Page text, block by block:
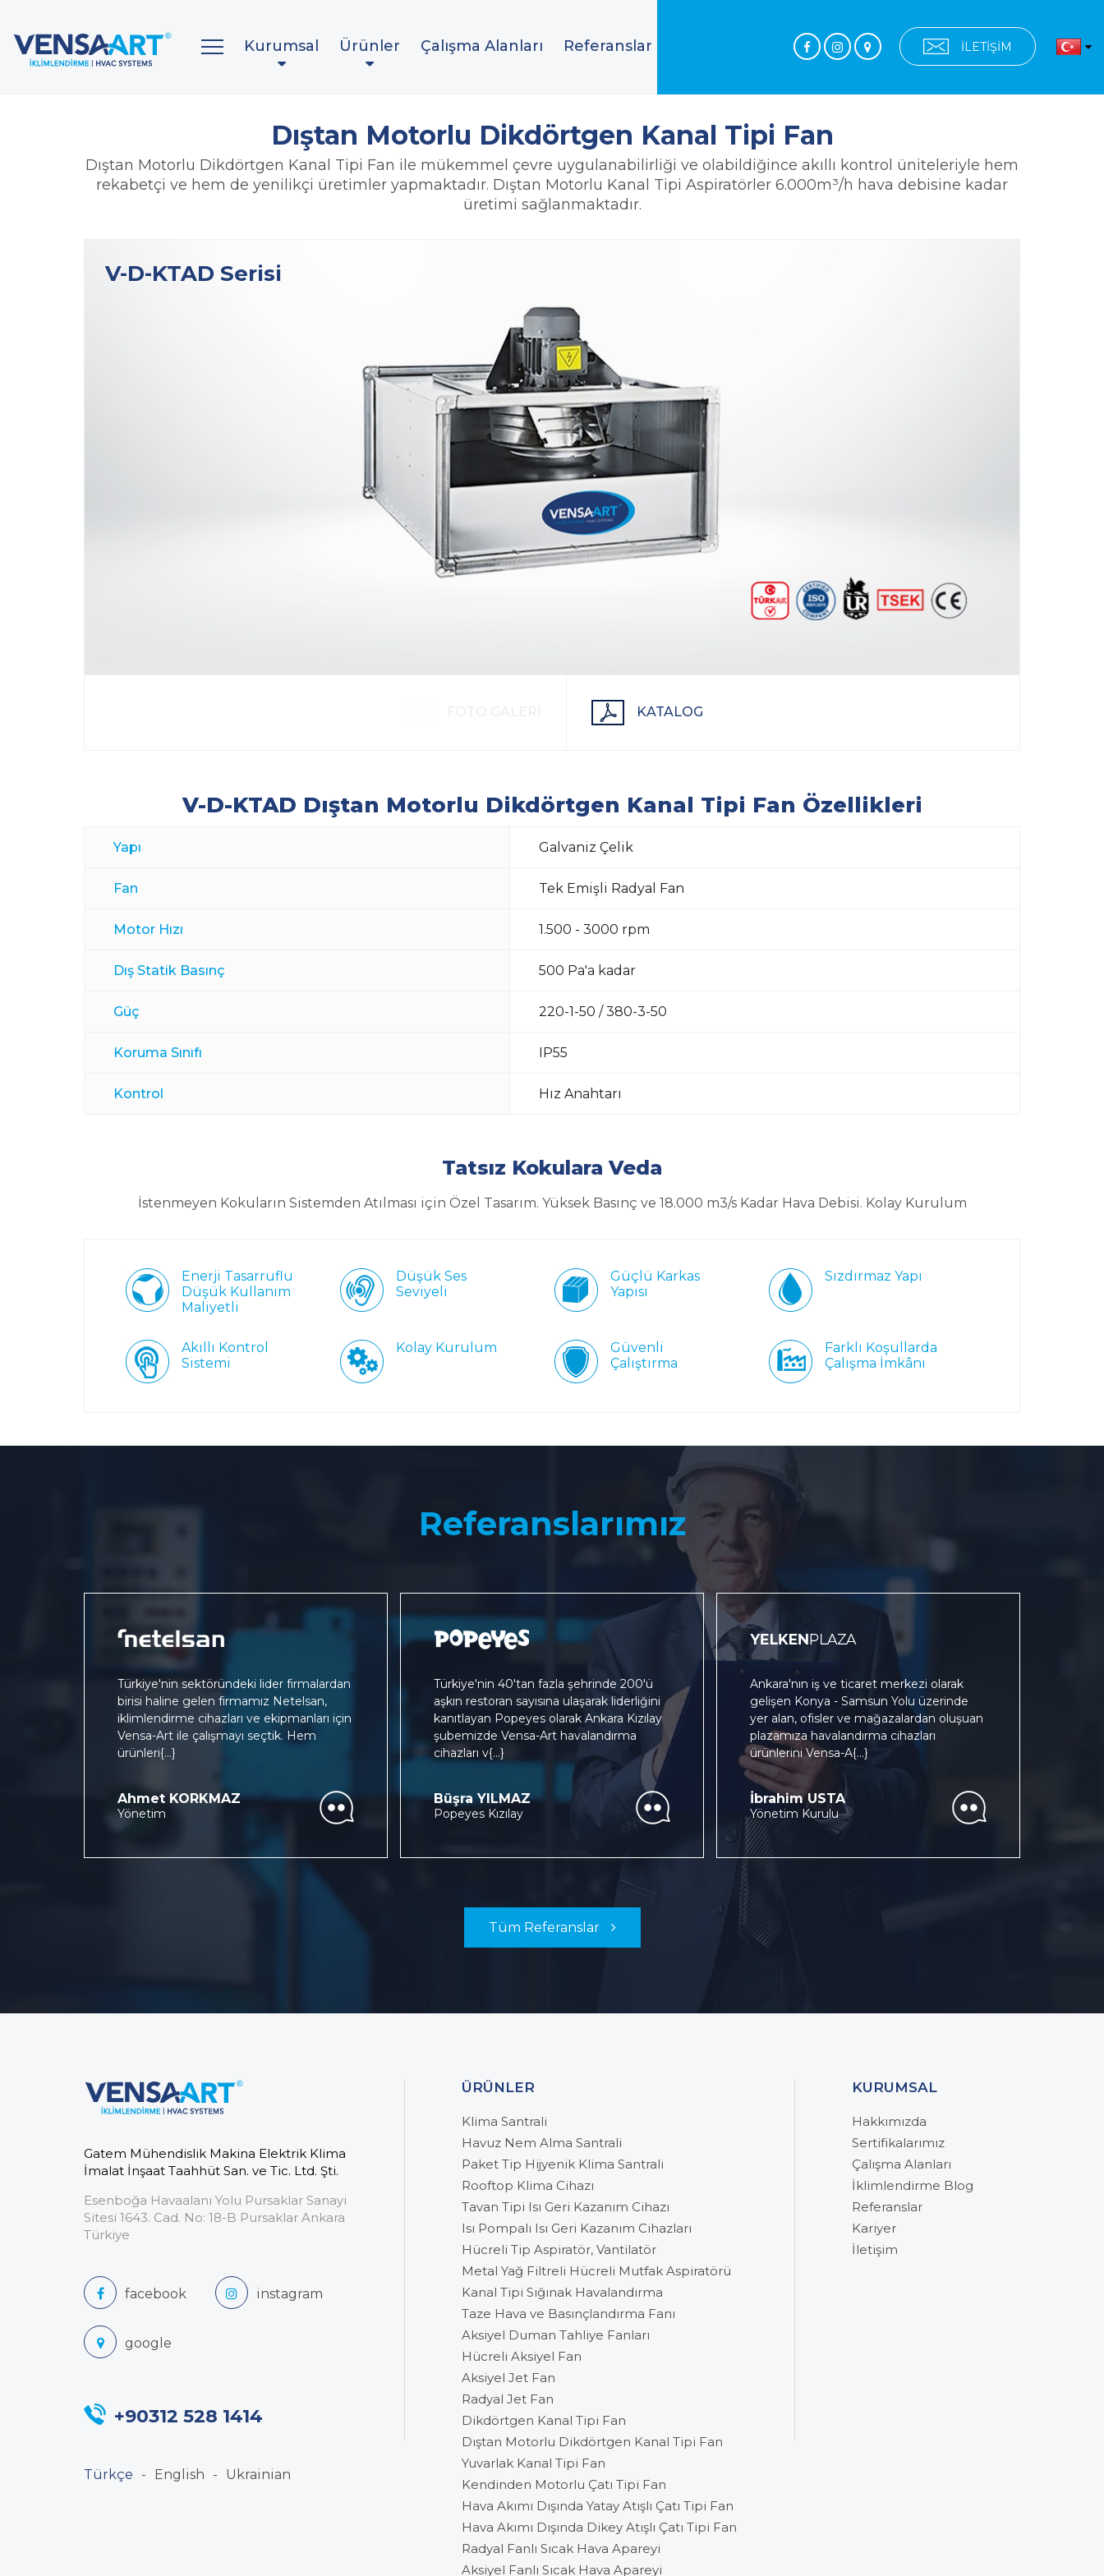
Kurumsal Ürünler Çalışma Alanları Referanslar İLETİŞİM
Dıştan Motorlu Dikdörtgen Kanal Tipi Fan
Dıştan Motorlu Dikdörtgen Kanal Tipi Fan ile mükemmel çevre uygulanabilirliği ve olabildiğince akıllı kontrol üniteleriyle hem
rekabetçi ve hem de yenilikçi üretimler yapmaktadır. Dıştan Motorlu Kanal Tipi Aspiratörler 6.000m³/h hava debisine kadar
üretimi sağlanmaktadır.
V-D-KTAD Serisi
KATALOG
V-D-KTAD Dıştan Motorlu Dikdörtgen Kanal Tipi Fan Özellikleri
Yapı Galvaniz Çelik
Fan Tek Emişli Radyal Fan
Motor Hızı 1.500 - 3000 rpm
Dış Statik Basınç 500 Pa'a kadar
Güç 220-1-50 / 380-3-50
Koruma Sınıfı IP55
Kontrol Hız Anahtarı
Tatsız Kokulara Veda
İstenmeyen Kokuların Sistemden Atılması için Özel Tasarım. Yüksek Basınç ve 18.000 m3/s Kadar Hava Debisi. Kolay Kurulum
Enerji Tasarruflu
Düşük Kullanım
Maliyetli
Düşük Ses
Seviyeli
Güçlü Karkas
Yapısı
Sızdırmaz Yapı
Akıllı Kontrol
Sistemi
Kolay Kurulum
Güvenli
Çalıştırma
Farklı Koşullarda
Çalışma İmkânı
Referanslarımız
Türkiye'nin sektöründeki lider firmalardan
birisi haline gelen firmamız Netelsan,
iklimlendirme cihazları ve ekipmanları için
Vensa-Art ile çalışmayı seçtik. Hem
ürünleri{...}
Ahmet KORKMAZ
Yönetim
Türkiye'nin 40'tan fazla şehrinde 200'ü
aşkın restoran sayısına ulaşarak liderliğini
kanıtlayan Popeyes olarak Ankara Kızılay
şubemizde Vensa-Art havalandırma
cihazları v{...}
Büşra YILMAZ
Popeyes Kızılay
Ankara'nın iş ve ticaret merkezi olarak
gelişen Konya - Samsun Yolu üzerinde
yer alan, ofisler ve mağazalardan oluşuan
plazamıza havalandırma cihazları
ürünlerini Vensa-A{...}
İbrahim USTA
Yönetim Kurulu
Tüm Referanslar
Gatem Mühendislik Makina Elektrik Klima
İmalat İnşaat Taahhüt San. ve Tic. Ltd. Şti.
Esenboğa Havaalanı Yolu Pursaklar Sanayi
Sitesi 1643. Cad. No: 18-B Pursaklar Ankara
Türkiye
+90312 528 1414
Türkçe English Ukrainian
ÜRÜNLER
Klima Santrali
Havuz Nem Alma Santrali
Paket Tip Hijyenik Klima Santrali
Rooftop Klima Cihazı
Tavan Tipi Isı Geri Kazanım Cihazı
Isı Pompalı Isı Geri Kazanım Cihazları
Hücreli Tip Aspiratör, Vantilatör
Metal Yağ Filtreli Hücreli Mutfak Aspiratörü
Kanal Tipi Sığınak Havalandırma
Taze Hava ve Basınçlandırma Fanı
Aksiyel Duman Tahliye Fanları
Hücreli Aksiyel Fan
Aksiyel Jet Fan
Radyal Jet Fan
Dikdörtgen Kanal Tipi Fan
Dıştan Motorlu Dikdörtgen Kanal Tipi Fan
Yuvarlak Kanal Tipi Fan
Kendinden Motorlu Çatı Tipi Fan
Hava Akımı Dışında Yatay Atışlı Çatı Tipi Fan
Hava Akımı Dışında Dikey Atışlı Çatı Tipi Fan
Radyal Fanlı Sıcak Hava Apareyi
Aksiyel Fanlı Sıcak Hava Apareyi
KURUMSAL
Hakkımızda
Sertifikalarımız
Çalışma Alanları
İklimlendirme Blog
Referanslar
Kariyer
İletişim